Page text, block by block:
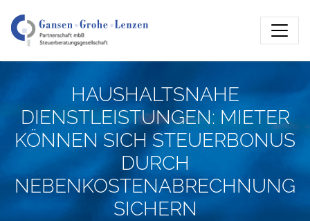
HAUSHALTSNAHE
DIENSTLEISTUNGEN: MIETER
KÖNNEN SICH STEUERBONUS
DURCH
NEBENKOSTENABRECHNUNG
SICHERN